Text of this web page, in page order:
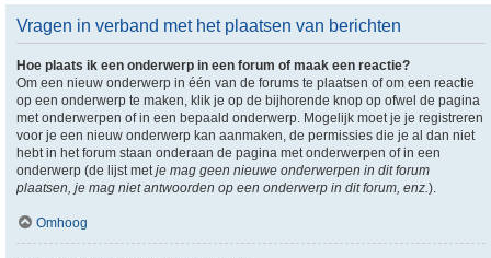
Vragen in verband met het plaatsen van berichten
Hoe plaats ik een onderwerp in een forum of maak een reactie?
Om een nieuw onderwerp in één van de forums te plaatsen of om een reactie
op een onderwerp te maken, klik je op de bijhorende knop op ofwel de pagina
met onderwerpen of in een bepaald onderwerp. Mogelijk moet je je registreren
voor je een nieuw onderwerp kan aanmaken, de permissies die je al dan niet
hebt in het forum staan onderaan de pagina met onderwerpen of in een
onderwerp (de lijst metje mag geen nieuwe onderwerpen in dit forum
plaatsen, je mag niet antwoorden op een onderwerp in dit forum, enz.).
Omhoog